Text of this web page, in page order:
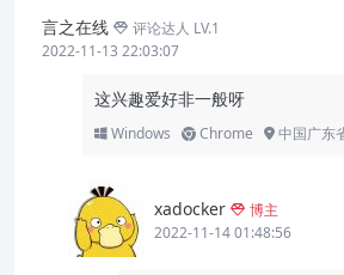
言之在线
评论达人 LV.1
2022-11-13 22:03:07
这兴趣爱好非一般呀
Windows Chrome 中国广东
xadocker
博主
2022-11-14 01:48:56